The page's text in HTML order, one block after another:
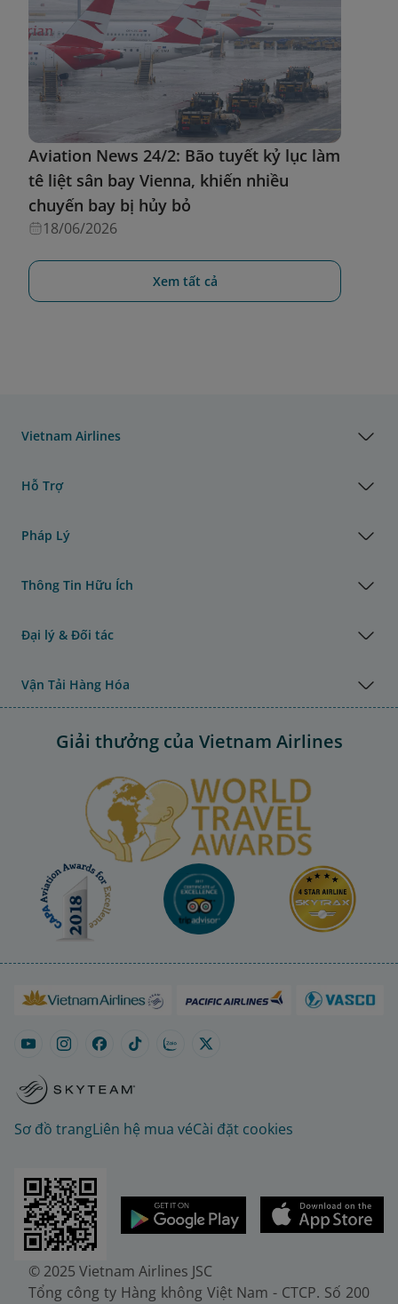
Aviation News 24/2: Bão tuyết kỷ lục làm
tê liệt sân bay Vienna, khiến nhiều
chuyến bay bị hủy bỏ
18/06/2026
Xem tất cả
Vietnam Airlines
Hỗ Trợ
Pháp Lý
Thông Tin Hữu Ích
Đại lý & Đối tác
Vận Tải Hàng Hóa
Giải thưởng của Vietnam Airlines
Sơ đồ trangLiên hệ mua véCài đặt cookies
© 2025 Vietnam Airlines JSC
Tổng công ty Hàng không Việt Nam - CTCP. Số 200